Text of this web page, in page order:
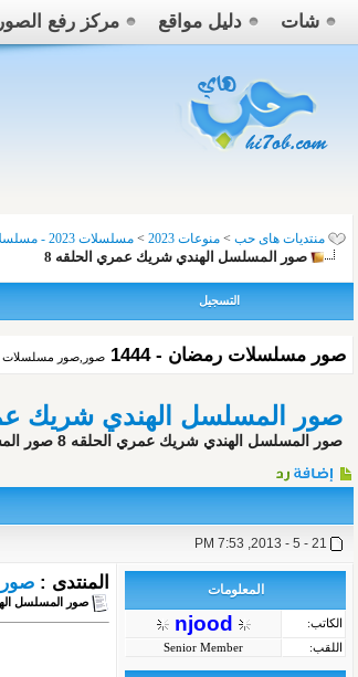
شات دليل مواقع مركز رفع الصور
منتديات هاى حب > منوعات 2023 > مسلسلات 2023 - مسلسلات تركية - مسرحيات
صور المسلسل الهندي شريك عمري الحلقه 8
التسجيل
صور مسلسلات رمضان - 1444 صور,صور مسلسلات رمضان,صور
صور المسلسل الهندي شريك
صور المسلسل الهندي شريك عمري الحلقه 8 صور المسلسل الهندي شريك عمري الحلقه 8
المعلومات
الكاتب: njood
اللقب: Senior Member
المنتدى : صور
صور المسلسل